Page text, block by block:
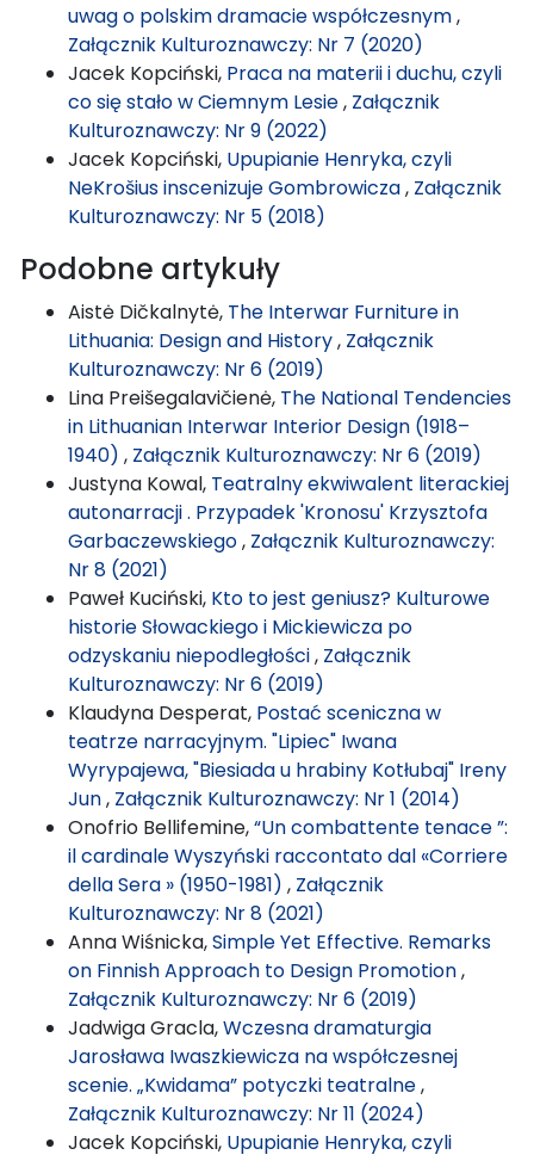
uwag o polskim dramacie współczesnym,
Załącznik Kulturoznawczy: Nr 7 (2020)
Jacek Kopciński, Praca na materii i duchu, czyli
co się stało w Ciemnym Lesie, Załącznik
Kulturoznawczy: Nr 9 (2022)
Jacek Kopciński, Upupianie Henryka, czyli
NeKrošius inscenizuje Gombrowicza, Załącznik
Kulturoznawczy: Nr 5 (2018)
Podobne artykuły
Aistė Dičkalnytė, The Interwar Furniture in
Lithuania: Design and History, Załącznik
Kulturoznawczy: Nr 6 (2019)
Lina Preišegalavičienė, The National Tendencies
in Lithuanian Interwar Interior Design (1918–
1940) , Załącznik Kulturoznawczy: Nr 6 (2019)
Justyna Kowal, Teatralny ekwiwalent literackiej
autonarracji . Przypadek 'Kronosu' Krzysztofa
Garbaczewskiego, Załącznik Kulturoznawczy:
Nr 8 (2021)
Paweł Kuciński, Kto to jest geniusz? Kulturowe
historie Słowackiego i Mickiewicza po
odzyskaniu niepodległości, Załącznik
Kulturoznawczy: Nr 6 (2019)
Klaudyna Desperat, Postać sceniczna w
teatrze narracyjnym. "Lipiec" Iwana
Wyrypajewa, "Biesiada u hrabiny Kotłubaj" Ireny
Jun, Załącznik Kulturoznawczy: Nr 1 (2014)
Onofrio Bellifemine,“Un combattente tenace ”:
il cardinale Wyszyński raccontato dal «Corriere
della Sera » (1950-1981) , Załącznik
Kulturoznawczy: Nr 8 (2021)
Anna Wiśnicka,Simple Yet Effective. Remarks
on Finnish Approach to Design Promotion,
Załącznik Kulturoznawczy: Nr 6 (2019)
Jadwiga Gracla,Wczesna dramaturgia
Jarosława Iwaszkiewicza na współczesnej
scenie. „Kwidama” potyczki teatralne,
Załącznik Kulturoznawczy: Nr 11 (2024)
Jacek Kopciński, Upupianie Henryka, czyli